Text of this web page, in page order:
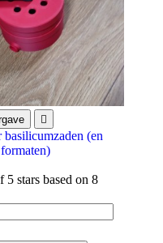

(en
stars based on 8